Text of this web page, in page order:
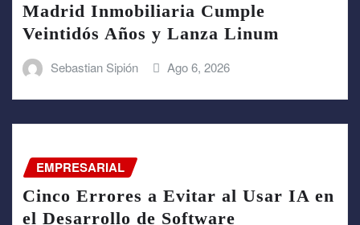
Madrid Inmobiliaria Cumple
Veintidós Años y Lanza Linum
Sebastian Sipión Ago 6, 2026
EMPRESARIAL
Cinco Errores a Evitar al Usar IA en
el Desarrollo de Software